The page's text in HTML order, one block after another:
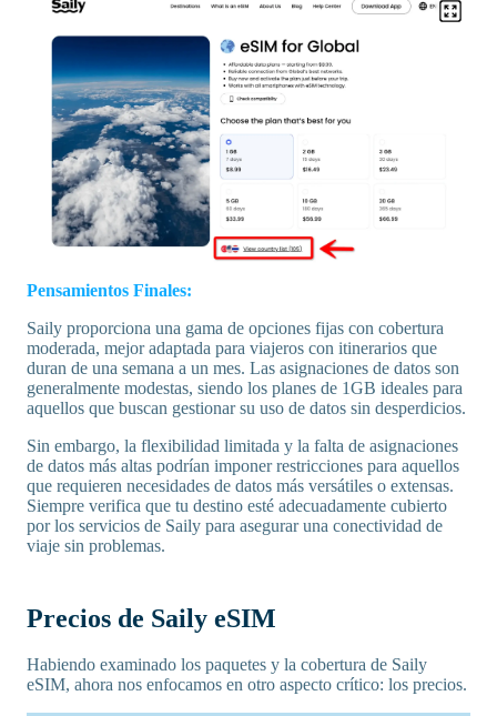
Pensamientos Finales:
Saily proporciona una gama de opciones fijas con cobertura
moderada, mejor adaptada para viajeros con itinerarios que
duran de una semana a un mes. Las asignaciones de datos son
generalmente modestas, siendo los planes de 1GB ideales para
aquellos que buscan gestionar su uso de datos sin desperdicios.
Sin embargo, la flexibilidad limitada y la falta de asignaciones
de datos más altas podrían imponer restricciones para aquellos
que requieren necesidades de datos más versátiles o extensas.
Siempre verifica que tu destino esté adecuadamente cubierto
por los servicios de Saily para asegurar una conectividad de
viaje sin problemas.
Precios de Saily eSIM
Habiendo examinado los paquetes y la cobertura de Saily
eSIM, ahora nos enfocamos en otro aspecto crítico: los precios.